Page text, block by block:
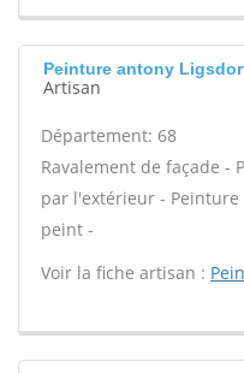
Peinture antony
Artisan
Département: 68
Ravalement de façade -
par l'extérieur -
peint -
Voir la fiche artisan :